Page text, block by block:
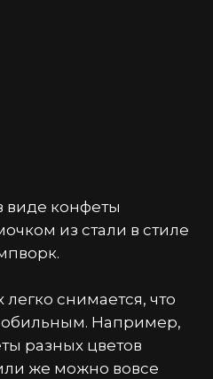
виде конфеты
из стали в стиле
снимается, что
Например,
разных цветов
же можно вовсе